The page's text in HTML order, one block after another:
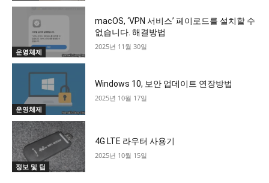
운영체제
macOS, ‘VPN 서비스’ 페이로드를 설치할 수
없습니다. 해결방법
2025년 11월 30일
운영체제
Windows 10, 보안 업데이트 연장방법
2025년 10월 17일
정보 및 팁
4G LTE 라우터 사용기
2025년 10월 15일